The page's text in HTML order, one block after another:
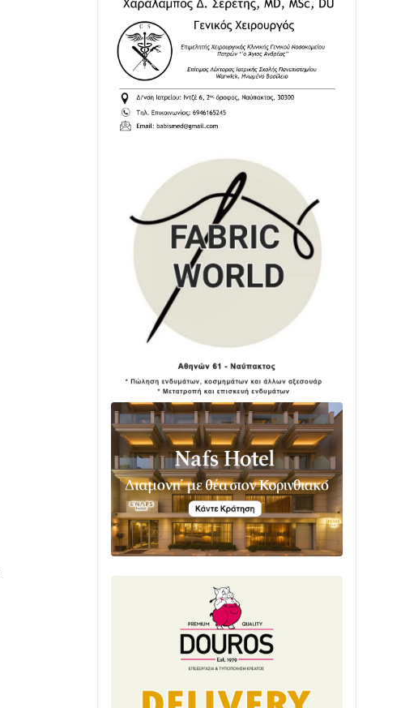
Διαβάστε την «Ναυπακτία» που
κυκλοφορεί
31/07 • 08:16
Δωρίδα για Όλους: «Καμία εκχώρηση
των νερών στην ΕΥΔΑΠ»
28/07 • 21:46
ΕΚΤΑΚΤΟ – ΝΑΥΠΑΚΤΙΑ: ΣΥΝΑΓΕΡΜΟΣ
ΣΤΗΝ ΠΥΡΟΣΒΕΣΤΙΚΗ ΓΙΑ ΦΩΤΙΑ ΣΤΟΝ
ΑΓΙΟ ΗΛΙΑ ΠΡΙΝ ΤΗ ΓΡΑΝΙΤΣΑ